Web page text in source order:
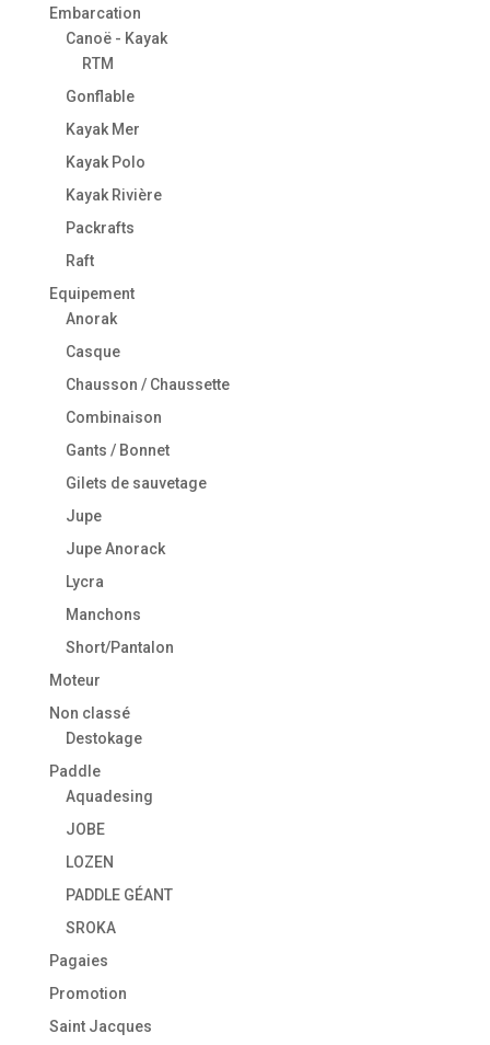
Embarcation
Canoë - Kayak
RTM
Gonflable
Kayak Mer
Kayak Polo
Kayak Rivière
Packrafts
Raft
Equipement
Anorak
Casque
Chausson / Chaussette
Combinaison
Gants / Bonnet
Gilets de sauvetage
Jupe
Jupe Anorack
Lycra
Manchons
Short/Pantalon
Moteur
Non classé
Destokage
Paddle
Aquadesing
JOBE
LOZEN
PADDLE GÉANT
SROKA
Pagaies
Promotion
Saint Jacques